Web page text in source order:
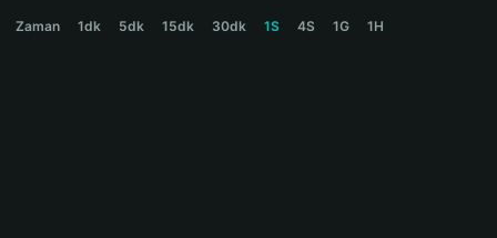
Español (Argentina)
Zaman 1dk 5dk 15dk 30dk 1S 4S 1G 1H